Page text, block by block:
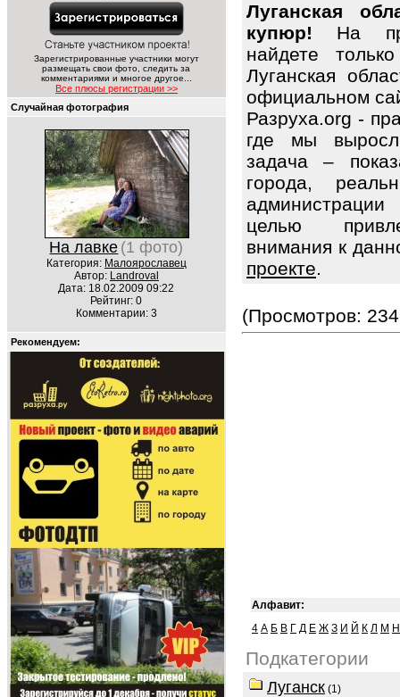
Зарегистрированные участники могут
размещать свои фото, следить за
комментариями и многое другое...
Все плюсы регистрации >>
Случайная фотография
На лавке (1 фото)
Категория: Малоярославец
Автор: Landroval
Дата: 18.02.2009 09:22
Рейтинг: 0
Комментарии: 3
Рекомендуем:
Луганская
купюр! На
найдете
Луганская
официальном
Разруха.org -
где мы
задача –
города,
целью
внимания к
проекте.
(Просмотров:
Алфавит:
4 А Б В Г Д Е Ж З И Й К Л М Н
Подкатегории
Луганск (1)